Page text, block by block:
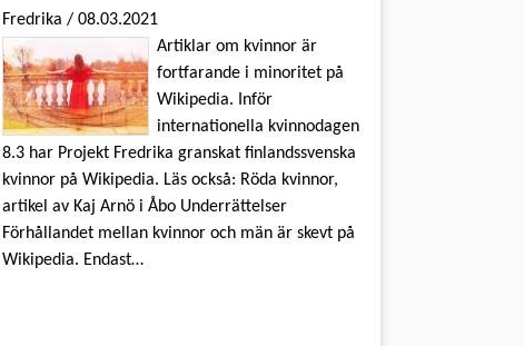
Fredrika / 08.03.2021
Artiklar om kvinnor är
fortfarande i minoritet på
Wikipedia. Inför
internationella kvinnodagen
8.3 har Projekt Fredrika granskat finlandssvenska
kvinnor på Wikipedia. Läs också: Röda kvinnor,
artikel av Kaj Arnö i Åbo Underrättelser
Förhållandet mellan kvinnor och män är skevt på
Wikipedia. Endast…